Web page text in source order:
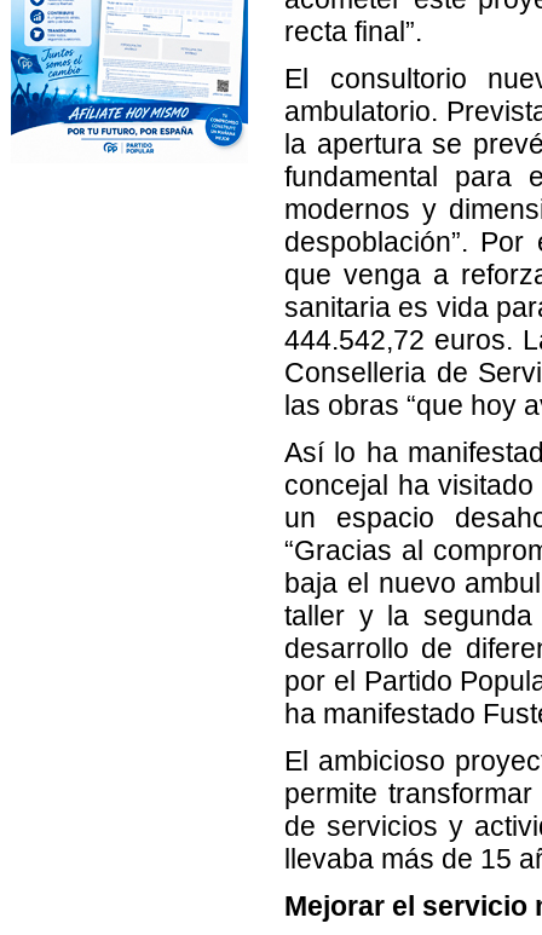
recta final”.
El consultorio
ambulatorio.
la apertura se
fundamental para
modernos y
despoblación”.
que venga a
sanitaria es vida
444.542,72 euros.
Conselleria de
las obras “que hoy
Así lo ha
concejal ha
un espacio
“Gracias al
baja el nuevo
taller y la
desarrollo de
por el Partido
ha manifestado
El ambicioso
permite
de servicios y
llevaba más de 15
Mejorar el servicio